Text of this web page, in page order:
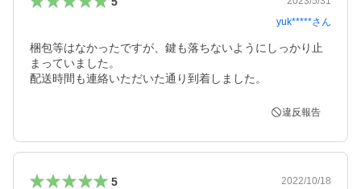
yuk*****さん
梱包等はなかったですが、鍵も落ちないようにしっかり止
まっていました。
配送時間も連絡いただいた通り到着しました。
違反報告
5
2022/10/18